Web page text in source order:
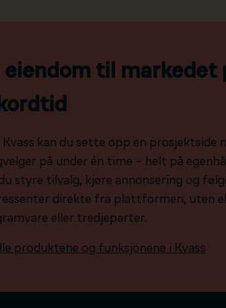
eiendom til markedet
Kvass kan du sette opp en prosjektside
på under én time – helt på
styre tilvalg, kjøre annonsering og
direkte fra plattformen, uten
eller tredjeparter.
produktene og funksjonene i Kvass